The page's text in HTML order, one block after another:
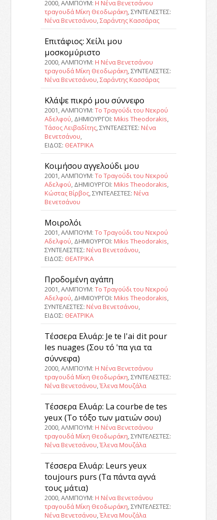
2000, ΑΛΜΠΟΥΜ: Η Νένα Βενετσάνου
τραγουδά Μίκη Θεοδωράκη, ΣΥΝΤΕΛΕΣΤΕΣ:
Νένα Βενετσάνου,Σαράντης Κασσάρας
Επιτάφιος: Χείλι μου
μοσκομύριστο
2000, ΑΛΜΠΟΥΜ: Η Νένα Βενετσάνου
τραγουδά Μίκη Θεοδωράκη, ΣΥΝΤΕΛΕΣΤΕΣ:
Νένα Βενετσάνου,Σαράντης Κασσάρας
Κλάψε πικρό μου σύννεφο
2001, ΑΛΜΠΟΥΜ: Το Τραγούδι του Νεκρού
Αδελφού, ΔΗΜΙΟΥΡΓΟΙ: Mikis Theodorakis,
Τάσος Λειβαδίτης, ΣΥΝΤΕΛΕΣΤΕΣ: Νένα
Βενετσάνου,
ΕΙΔΟΣ: ΘΕΑΤΡΙΚΑ
Κοιμήσου αγγελούδι μου
2001, ΑΛΜΠΟΥΜ: Το Τραγούδι του Νεκρού
Αδελφού, ΔΗΜΙΟΥΡΓΟΙ: Mikis Theodorakis,
Κώστας Βίρβος, ΣΥΝΤΕΛΕΣΤΕΣ: Νένα
Βενετσάνου
Μοιρολόι
2001, ΑΛΜΠΟΥΜ: Το Τραγούδι του Νεκρού
Αδελφού, ΔΗΜΙΟΥΡΓΟΙ: Mikis Theodorakis,
ΣΥΝΤΕΛΕΣΤΕΣ: Νένα Βενετσάνου,
ΕΙΔΟΣ: ΘΕΑΤΡΙΚΑ
Προδομένη αγάπη
2001, ΑΛΜΠΟΥΜ: Το Τραγούδι του Νεκρού
Αδελφού, ΔΗΜΙΟΥΡΓΟΙ: Mikis Theodorakis,
ΣΥΝΤΕΛΕΣΤΕΣ: Νένα Βενετσάνου,
ΕΙΔΟΣ: ΘΕΑΤΡΙΚΑ
Τέσσερα Ελυάρ: Je te l'ai dit pour
les nuages (Σου τό 'πα για τα
σύννεφα)
2000, ΑΛΜΠΟΥΜ: Η Νένα Βενετσάνου
τραγουδά Μίκη Θεοδωράκη , ΣΥΝΤΕΛΕΣΤΕΣ:
Νένα Βενετσάνου ,Έλενα Μουζάλα
Τέσσερα Ελυάρ: La courbe de tes
yeux (Το τόξο των ματιών σου)
2000, ΑΛΜΠΟΥΜ: Η Νένα Βενετσάνου
τραγουδά Μίκη Θεοδωράκη , ΣΥΝΤΕΛΕΣΤΕΣ:
Νένα Βενετσάνου ,Έλενα Μουζάλα
Τέσσερα Ελυάρ: Leurs yeux
toujours purs (Τα πάντα αγνά
τους μάτια)
2000, ΑΛΜΠΟΥΜ: Η Νένα Βενετσάνου
τραγουδά Μίκη Θεοδωράκη , ΣΥΝΤΕΛΕΣΤΕΣ:
Νένα Βενετσάνου ,Έλενα Μουζάλα